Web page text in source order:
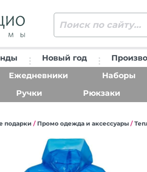
Новый год
Ежедневники Наборы
Ручки Рюкзаки
подарки / Промо одежда и аксессуары /